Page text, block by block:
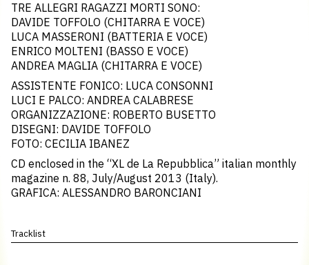
TRE ALLEGRI RAGAZZI MORTI SONO:
DAVIDE TOFFOLO (CHITARRA E VOCE)
LUCA MASSERONI (BATTERIA E VOCE)
ENRICO MOLTENI (BASSO E VOCE)
ANDREA MAGLIA (CHITARRA E VOCE)
ASSISTENTE FONICO: LUCA CONSONNI
LUCI E PALCO: ANDREA CALABRESE
ORGANIZZAZIONE: ROBERTO BUSETTO
DISEGNI: DAVIDE TOFFOLO
FOTO: CECILIA IBANEZ
CD enclosed in the “XL de La Repubblica” italian monthly
magazine n. 88, July/August 2013 (Italy).
GRAFICA: ALESSANDRO BARONCIANI
Tracklist